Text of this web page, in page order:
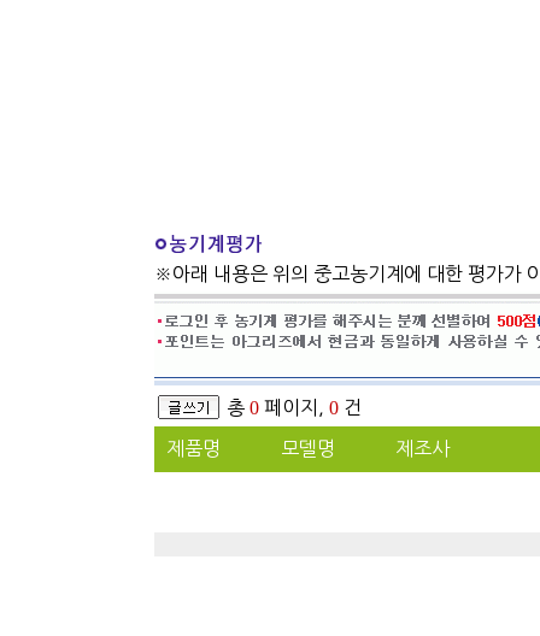
※아래 내용은 위의 중고농기계에 대한 평가가
총 0 페이지, 0 건
제품명 모델명 제조사